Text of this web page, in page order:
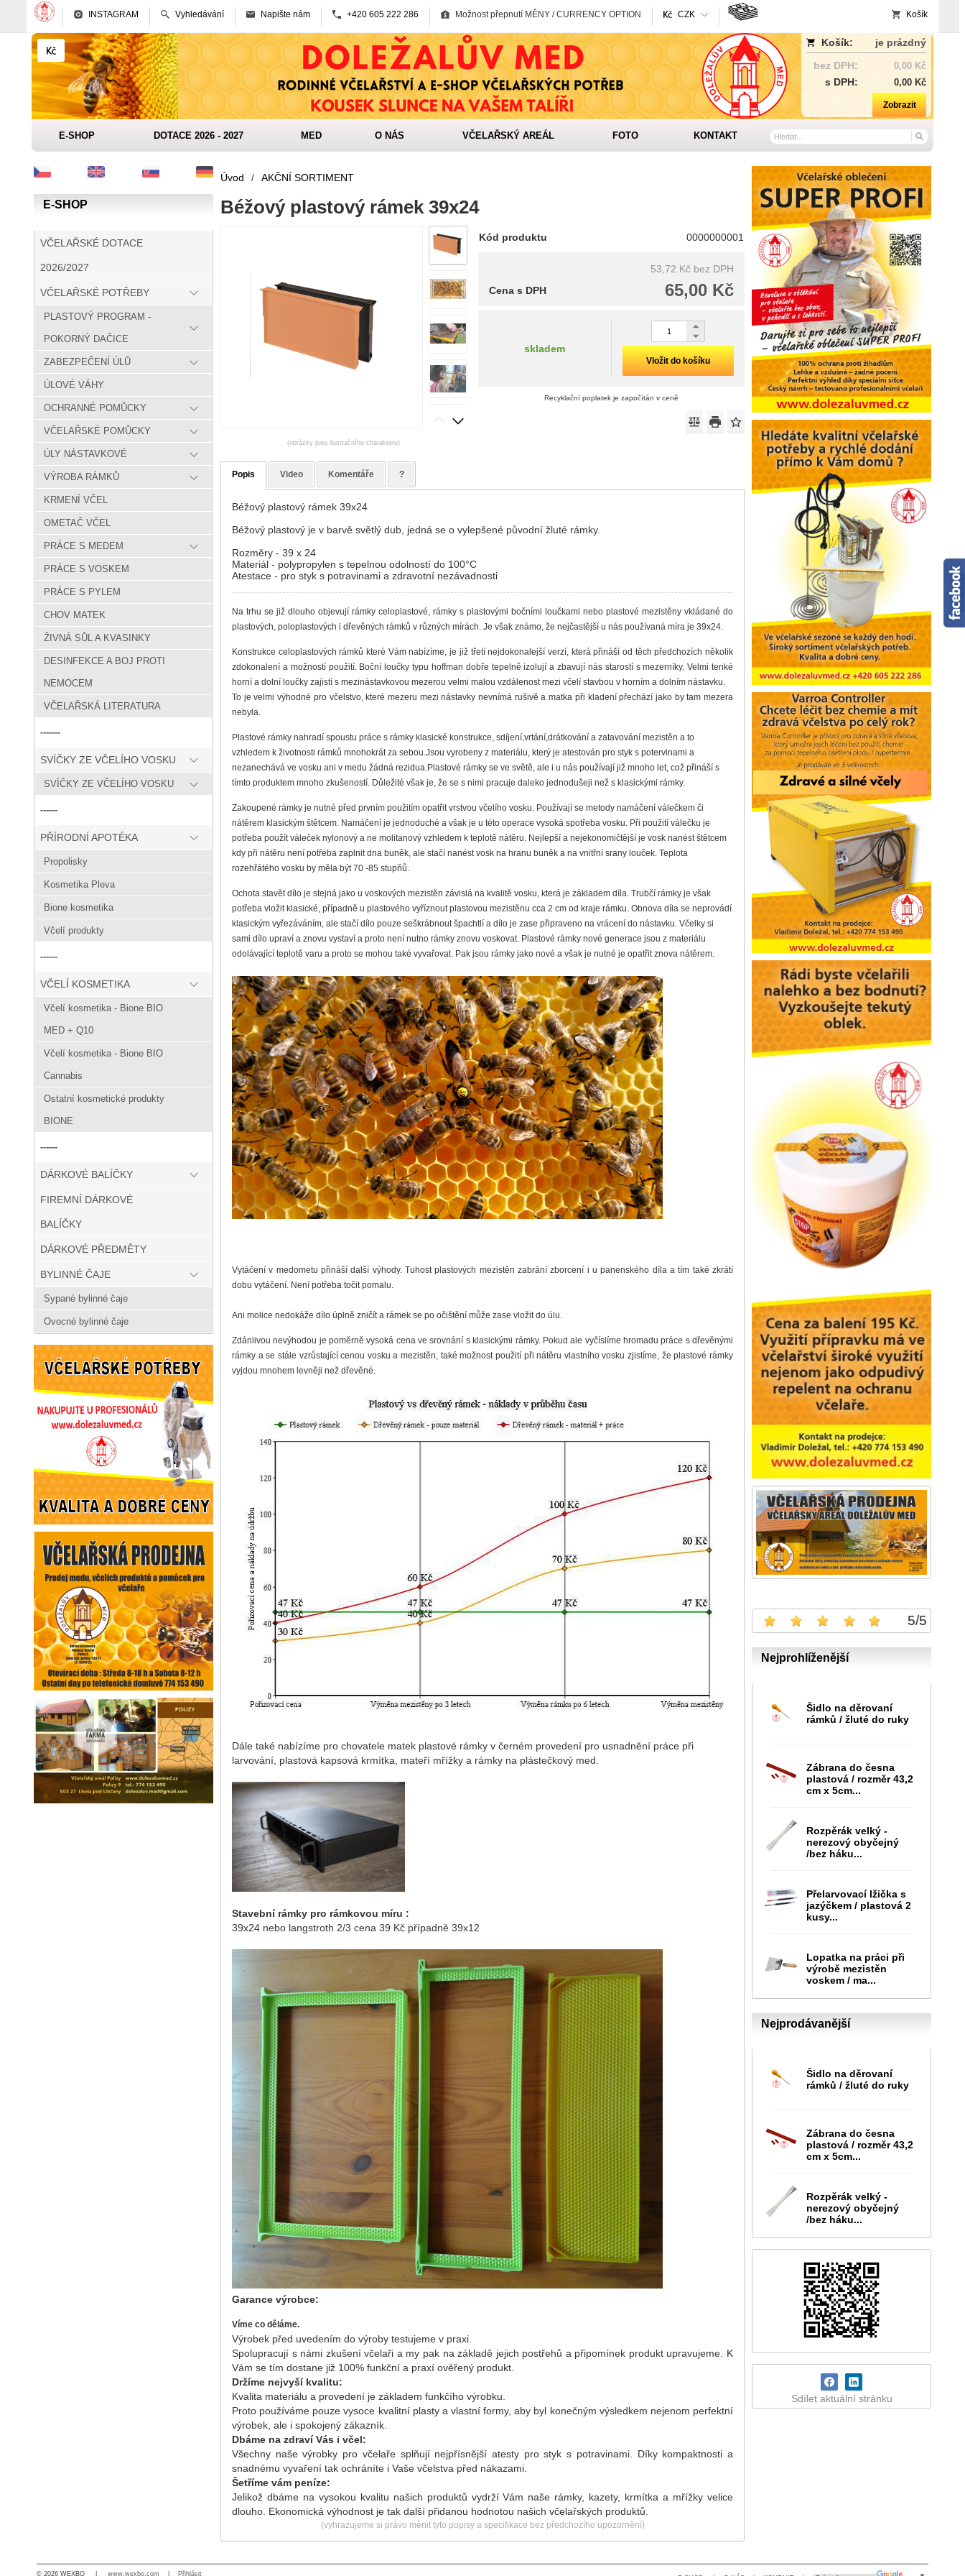
INSTAGRAM Vyhledávání Napište nám +420 605 222 286 Možnost přepnutí MĚNY / CURRENCY OPTION CZK Košík
Košík:
je prázdný
bez DPH:
0,00 Kč
s DPH: 0,00 Kč
Zobrazit
E-SHOP DOTACE 2026 - 2027 MED O NÁS VČELAŘSKÝ AREÁL FOTO KONTAKT
E-SHOP
VČELAŘSKÉ DOTACE
2026/2027
VČELAŘSKÉ POTŘEBY
PLASTOVÝ PROGRAM -
POKORNÝ DAČICE
ZABEZPEČENÍ ÚLŮ
ÚLOVÉ VÁHY
OCHRANNÉ POMŮCKY
VČELAŘSKÉ POMŮCKY
ÚLY NÁSTAVKOVÉ
VÝROBA RÁMKŮ
KRMENÍ VČEL
OMETAČ VČEL
PRÁCE S MEDEM
PRÁCE S VOSKEM
PRÁCE S PYLEM
CHOV MATEK
ŽIVNÁ SŮL A KVASINKY
DESINFEKCE A BOJ PROTI
NEMOCEM
VČELAŘSKÁ LITERATURA
-------
SVÍČKY ZE VČELÍHO VOSKU
SVÍČKY ZE VČELÍHO VOSKU
------
PŘÍRODNÍ APOTÉKA
Propolisky
Kosmetika Pleva
Bione kosmetika
Včelí produkty
------
VČELÍ KOSMETIKA
Včelí kosmetika - Bione BIO
MED + Q10
Včelí kosmetika - Bione BIO
Cannabis
Ostatní kosmetické produkty
BIONE
------
DÁRKOVÉ BALÍČKY
FIREMNÍ DÁRKOVÉ
BALÍČKY
DÁRKOVÉ PŘEDMĚTY
BYLINNÉ ČAJE
Sypané bylinné čaje
Ovocné bylinné čaje
5/5
Nejprohlíženější
Šidlo na děrovaní
rámků / žluté do ruky
Zábrana do česna
plastová / rozměr 43,2
cm x 5cm...
Rozpěrák velký -
nerezový obyčejný
/bez háku...
Přelarvovací lžička s
jazýčkem / plastová 2
kusy...
Lopatka na práci při
výrobě mezistěn
voskem / ma...
Nejprodávanější
Šidlo na děrovaní
rámků / žluté do ruky
Zábrana do česna
plastová / rozměr 43,2
cm x 5cm...
Rozpěrák velký -
nerezový obyčejný
/bez háku...
Sdílet aktuální stránku
Úvod / AKČNÍ SORTIMENT
Béžový plastový rámek 39x24
(obrázky jsou ilustračního charakteru)
Kód produktu 0000000001
53,72 Kč bez DPH
65,00 Kč
Cena s DPH
skladem
Vložit do košíku
Recyklační poplatek je započítán v ceně
Popis Video Komentáře ?
Béžový plastový rámek 39x24
Béžový plastový je v barvě světlý dub, jedná se o vylepšené původní žluté rámky.
Rozměry - 39 x 24
Materiál - polypropylen s tepelnou odolností do 100°C
Atestace - pro styk s potravinami a zdravotní nezávadnosti
Na trhu se již dlouho objevují rámky celoplastové, rámky s plastovými bočními loučkami nebo plastové mezistěny vkládané do
plastových, poloplastových i dřevěných rámků v různých mírách. Je však známo, že nejčastější u nás používaná míra je 39x24.
Konstrukce celoplastových rámků které Vám nabízíme, je již třetí nejdokonalejší verzí, která přináší od těch předchozích několik
zdokonalení a možností použití. Boční loučky typu hoffman dobře tepelně izolují a zbavují nás starostí s mezerníky. Velmi tenké
horní a dolní loučky zajistí s mezinástavkovou mezerou velmi malou vzdálenost mezi včelí stavbou v horním a dolním nástavku.
To je velmi výhodné pro včelstvo, které mezeru mezi nástavky nevnímá rušivě a matka při kladení přechází jako by tam mezera
nebyla.
Plastové rámky nahradí spoustu práce s rámky klasické konstrukce, sdíjení,vrtání,drátkování a zatavování mezistěn a to
vzhledem k životnosti rámků mnohokrát za sebou.Jsou vyrobeny z materiálu, který je atestován pro styk s potervinami a
nezanechává ve vosku ani v medu žádná rezidua.Plastové rámky se ve světě, ale i u nás používají již mnoho let, což přináší s
tímto produktem mnoho zkušeností. Důležité však je, že se s nimi pracuje daleko jednodušeji než s klasickými rámky.
Zakoupené rámky je nutné před prvním použitím opatřit vrstvou včelího vosku. Používají se metody namáčení válečkem či
nátěrem klasickým štětcem. Namáčení je jednoduché a však je u této operace vysoká spotřeba vosku. Při použití válečku je
potřeba použít váleček nylonový a ne molitanový vzhledem k teplotě nátěru. Nejlepší a nejekonomičtější je vosk nanést štětcem
kdy při nátěru není potřeba zaplnit dna buněk, ale stačí nanést vosk na hranu buněk a na vnitřní srany louček. Teplota
rozehřátého vosku by měla být 70 -85 stupňů.
Ochota stavět dílo je stejná jako u voskových mezistěn závislá na kvalitě vosku, která je základem díla. Trubčí rámky je však
potřeba vložit klasické, případně u plastového vyříznout plastovou mezistěnu cca 2 cm od kraje rámku. Obnova díla se neprovádí
klasickým vyřezáváním, ale stačí dílo pouze seškrábnout špachtlí a dílo je zase připraveno na vrácení do nástavku. Včelky si
sami dílo upraví a znovu vystaví a proto není nutno rámky znovu voskovat. Plastové rámky nové generace jsou z materiálu
odolávající teplotě varu a proto se mohou také vyvařovat. Pak jsou rámky jako nové a však je nutné je opatřit znova nátěrem.
Vytáčení v medometu přináší další výhody. Tuhost plastových mezistěn zabrání zborcení i u panenského díla a tím také zkrátí
dobu vytáčení. Není potřeba točit pomalu.
Ani molice nedokáže dílo úplně zničít a rámek se po očištění může zase vložit do úlu.
Zdánlivou nevýhodou je poměrně vysoká cena ve srovnání s klasickými rámky. Pokud ale vyčíslíme hromadu práce s dřevěnými
rámky a se stále vzrůstající cenou vosku a mezistěn, také možnost použití při nátěru vlastního vosku zjistíme, že plastové rámky
vyjdou mnohem levněji než dřevěné.
Dále také nabízíme pro chovatele matek plastové rámky v černém provedení pro usnadnění práce při
larvování, plastová kapsová krmítka, mateří mřížky a rámky na plástečkový med.
Stavební rámky pro rámkovou míru :
39x24 nebo langstroth 2/3 cena 39 Kč případně 39x12
Garance výrobce:
Víme co děláme.
Výrobek před uvedením do výroby testujeme v praxi.
Spolupracují s námi zkušení včelaři a my pak na základě jejich postřehů a připomínek produkt upravujeme. K
Vám se tím dostane již 100% funkční a praxí ověřený produkt.
Držíme nejvyší kvalitu:
Kvalita materiálu a provedení je základem funkčího výrobku.
Proto používáme pouze vysoce kvalitní plasty a vlastní formy, aby byl konečným výsledkem nejenom perfektní
výrobek, ale i spokojený zákazník.
Dbáme na zdraví Vás i včel:
Všechny naše výrobky pro včelaře splňují nejpřísnější atesty pro styk s potravinami. Díky kompaktnosti a
snadnému vyvaření tak ochráníte i Vaše včelstva před nákazami.
Šetříme vám peníze:
Jelikož dbáme na vysokou kvalitu našich produktů vydrží Vám naše rámky, kazety, krmítka a mřížky velice
dlouho. Ekonomická výhodnost je tak další přidanou hodnotou našich včelařských produktů.
(vyhrazujeme si právo měnit tyto popisy a specifikace bez předchozího upozornění)
© 2026 WEXBO | www.wexbo.com Přihlásit